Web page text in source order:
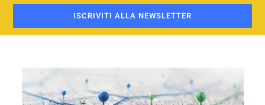
ISCRIVITI ALLA NEWSLETTER